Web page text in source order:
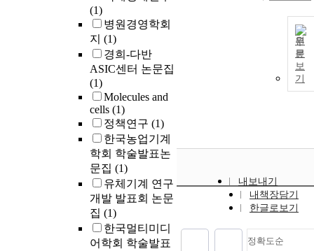
(1)
병원경영학회
지 (1)
경희-다반
ASIC센터 논문집
(1)
Molecules and
cells (1)
정책연구 (1)
한국농업기계
학회 학술발표논
문집 (1)
유체기계 연구
개발 발표회 논문
집 (1)
한국멀티미디
어학회 학술발표
원
문
보
기
내보내기
내책장담기
한글로보기
정확도순